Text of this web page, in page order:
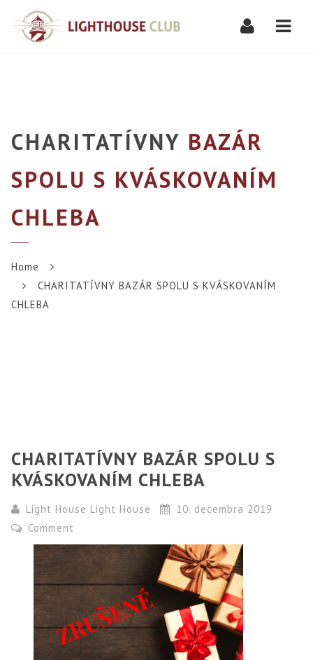
CHARITATÍVNY BAZÁR
SPOLU S KVÁSKOVANÍM
CHLEBA
Home
CHARITATÍVNY BAZÁR SPOLU S KVÁSKOVANÍM
CHLEBA
CHARITATÍVNY BAZÁR SPOLU S
KVÁSKOVANÍM CHLEBA
Light House Light House
10. decembra 2019
Comment